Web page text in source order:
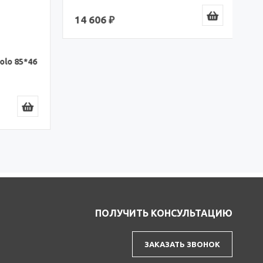
85*46
ПОЛУЧИТЬ КОНСУЛЬТАЦИЮ
ЗАКАЗАТЬ ЗВОНОК